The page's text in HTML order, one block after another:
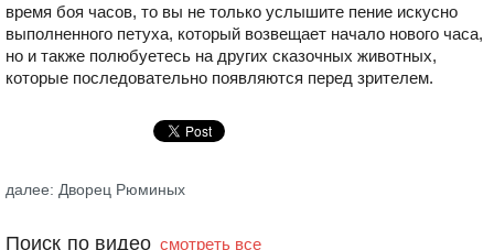
время боя часов, то вы не только услышите пение искусно
выполненного петуха, который возвещает начало нового часа,
но и также полюбуетесь на других сказочных животных,
которые последовательно появляются перед зрителем.
далее: Дворец Рюминых
Поиск по видео смотреть все